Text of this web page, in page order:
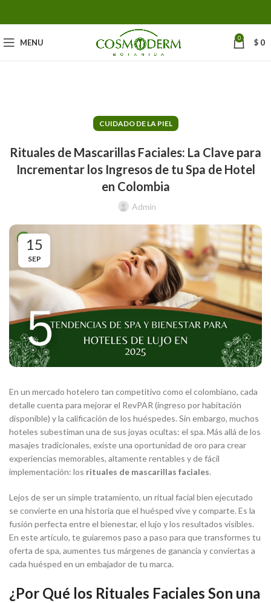
MENU 0 $ 0
CUIDADO DE LA PIEL
Rituales de Mascarillas Faciales: La Clave para
Incrementar los Ingresos de tu Spa de Hotel
en Colombia
Admin
15
SEP
En un mercado hotelero tan competitivo como el colombiano, cada
detalle cuenta para mejorar el RevPAR (ingreso por habitación
disponible) y la calificación de los huéspedes. Sin embargo, muchos
hoteles subestiman una de sus joyas ocultas: el spa. Más allá de los
masajes tradicionales, existe una oportunidad de oro para crear
experiencias memorables, altamente rentables y de fácil
implementación: los rituales de mascarillas faciales.
Lejos de ser un simple tratamiento, un ritual facial bien ejecutado
se convierte en una historia que el huésped vive y comparte. Es la
fusión perfecta entre el bienestar, el lujo y los resultados visibles.
En este artículo, te guiaremos paso a paso para que transformes tu
oferta de spa, aumentes tus márgenes de ganancia y conviertas a
cada huésped en un embajador de tu marca.
¿Por Qué los Rituales Faciales Son una